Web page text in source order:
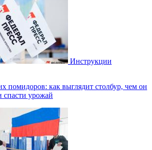
Инструкции
помидоров: как выглядит столбур, чем он
урожай